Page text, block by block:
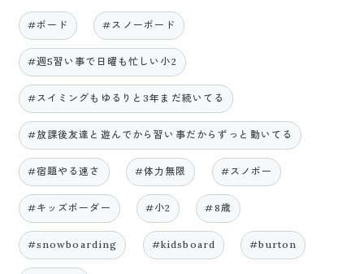
#ボード #スノーボード
#週5習い事で日曜も忙しい小2
#スイミングもゆるりと3年まだ続いてる
#放課後友達と遊んでから習い事だからずっと動いてる
#宿題やる速さ #体力無限 #スノボー
#キッズボーダー #小2 #8歳
#snowboarding #kidsboard #burton